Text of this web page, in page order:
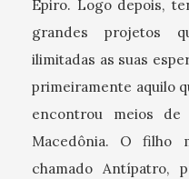
Épiro. Logo depois,
grandes projetos
ilimitadas as suas
primeiramente aquilo
encontrou meios
Macedônia. O filho
chamado Antípatro,